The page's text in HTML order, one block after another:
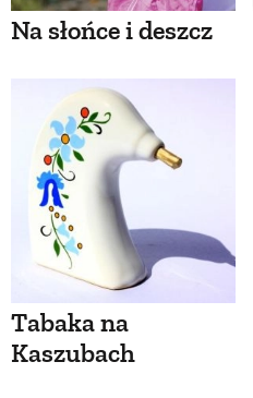
Na słońce i deszcz
Tabaka na
Kaszubach